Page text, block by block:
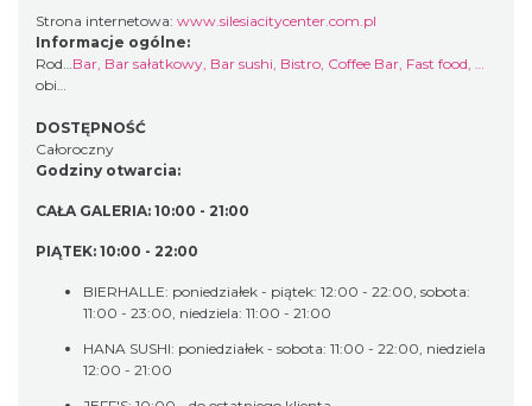
Strona internetowa: www.silesiacitycenter.com.pl
Informacje ogólne:
Rodzaj
obiektu:
Bar, Bar sałatkowy, Bar sushi, Bistro, Coffee Bar, Fast food,
DOSTĘPNOŚĆ
Całoroczny
Godziny otwarcia:
CAŁA GALERIA: 10:00 - 21:00
PIĄTEK: 10:00 - 22:00
BIERHALLE: poniedziałek - piątek: 12:00 - 22:00, sobota:
11:00 - 23:00, niedziela: 11:00 - 21:00
HANA SUSHI: poniedziałek - sobota: 11:00 - 22:00, niedziela
12:00 - 21:00